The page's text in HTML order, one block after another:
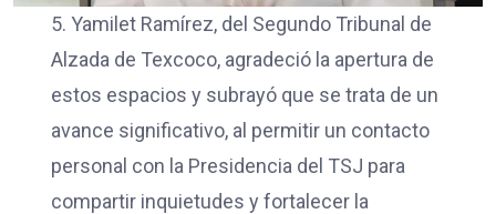
5. Yamilet Ramírez, del Segundo Tribunal de
Alzada de Texcoco, agradeció la apertura de
estos espacios y subrayó que se trata de un
avance significativo, al permitir un contacto
personal con la Presidencia del TSJ para
compartir inquietudes y fortalecer la